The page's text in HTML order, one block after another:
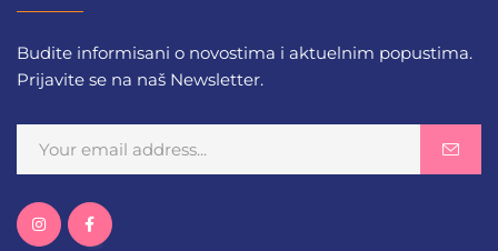
Budite informisani o novostima i aktuelnim popustima.
Prijavite se na naš Newsletter.